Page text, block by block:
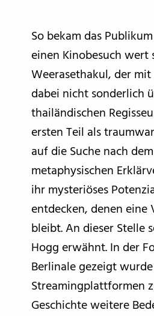
So bekam das
einen Kinobesuch wert
Weerasethakul, der
dabei nicht sonderlich
thailändischen
ersten Teil als
auf die Suche nach
metaphysischen
ihr mysteriöses
entdecken, denen
bleibt. An dieser Stelle
Hogg erwähnt. In der
Berlinale gezeigt
Streamingplattformen
Geschichte weitere